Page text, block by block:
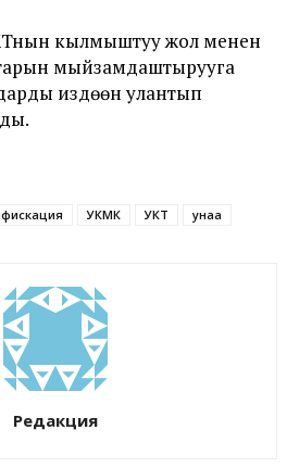
кылмыштуу жол менен
мыйзамдаштырууга
издөөнү улантып
УКМК УКТ унаа
Редакция